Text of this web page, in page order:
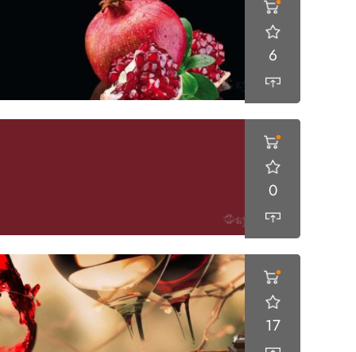
6
0
17